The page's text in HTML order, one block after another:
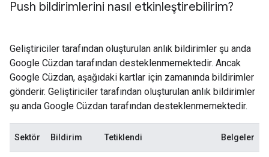
Push bildirimlerini nasıl etkinleştirebilirim?
Geliştiriciler tarafından oluşturulan anlık bildirimler şu anda
Google Cüzdan tarafından desteklenmemektedir. Ancak
Google Cüzdan, aşağıdaki kartlar için zamanında bildirimler
gönderir. Geliştiriciler tarafından oluşturulan anlık bildirimler
şu anda Google Cüzdan tarafından desteklenmemektedir.
Sektör Bildirim Tetiklendi Belgeler